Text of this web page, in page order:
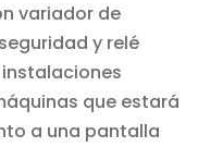
variador de
y relé
que estará
a una pantalla